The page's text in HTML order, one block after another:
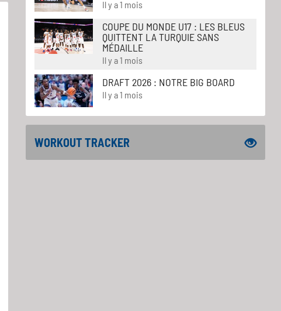
Il y a 1 mois
COUPE DU MONDE U17 : LES BLEUS
QUITTENT LA TURQUIE SANS
MÉDAILLE
Il y a 1 mois
DRAFT 2026 : NOTRE BIG BOARD
Il y a 1 mois
WORKOUT TRACKER